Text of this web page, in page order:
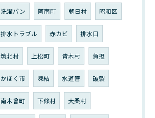
洗濯パン 阿南町 朝日村 昭和区
排水トラブル 赤カビ 排水口
筑北村 上松町 青木村 負担
かほく市 凍結 水道管 破裂
南木曾町 下條村 大桑村